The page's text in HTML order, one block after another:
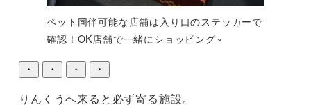
ペット同伴可能な店舗は入り口のステッカーで
確認！OK店舗で一緒にショッピング~
・ ・ ・ ・
りんくうへ来ると必ず寄る施設。